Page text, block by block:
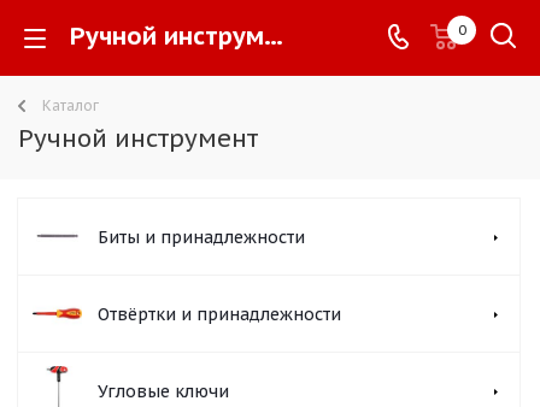
Ручной инструмент - 0
Каталог
Ручной инструмент
Биты и принадлежности
Отвёртки и принадлежности
Угловые ключи